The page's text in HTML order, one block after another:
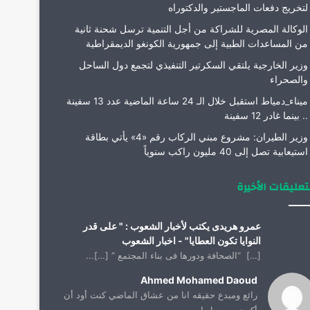
لتخريج دفعات الماجستير والدكتوراه
الوكالة المصرية للشراكة من أجل التنمية ترسل شحنة ثانية
من المساعدات الطبية إلى جمهورية الكونغو الديمقراطية
وزير الخارجية يلتقي السكرتير التنفيذي لتجمع دول الساحل
والصحراء
ميناء_دمياط استقبل خلال الـ 24 ساعة الماضية عدد 13 سفينة
.. بينما غادر 12 سفينة
وزير الطيران: مشروع مبني الركاب رقم «4» يأتي بطاقة
استيعابية تصل إلى 40 مليون راكب سنوياً
الأخيرة
عمرو هريدى يكتب لأخبار الشعوب : " على قدر
النوايا تكون العطايا" - اخبار الشعوب
[…] “الصحافة ودورها فى بناء المجتمع “ […]...
Ahmed Mohamed Daoud
رائع ومبدع حقيقه انا من عشاق الماضي كنت أود أن